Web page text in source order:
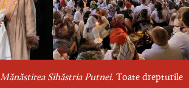
Mănăstirea Sihăstria Putnei. Toate drepturile